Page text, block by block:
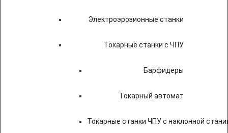
Электроэрозионные станки
Токарные станки с ЧПУ
Барфидеры
Токарный автомат
Токарные станки ЧПУ c наклонной